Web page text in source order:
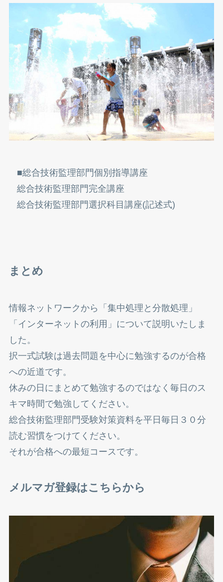
■総合技術監理部門個別指導講座
総合技術監理部門完全講座
総合技術監理部門選択科目講座(記述式)
まとめ
情報ネットワークから「集中処理と分散処理」
「インターネットの利用」について説明いたしま
した。
択一式試験は過去問題を中心に勉強するのが合格
への近道です。
休みの日にまとめて勉強するのではなく毎日のス
キマ時間で勉強してください。
総合技術監理部門受験対策資料を平日毎日３０分
読む習慣をつけてください。
それが合格への最短コースです。
メルマガ登録はこちらから